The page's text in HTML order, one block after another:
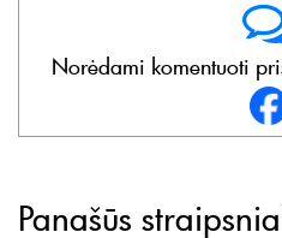
Norėdami komentuoti
Panašūs